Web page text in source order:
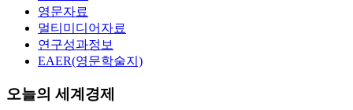
영문자료
멀티미디어자료
연구성과정보
EAER(영문학술지)
오늘의 세계경제